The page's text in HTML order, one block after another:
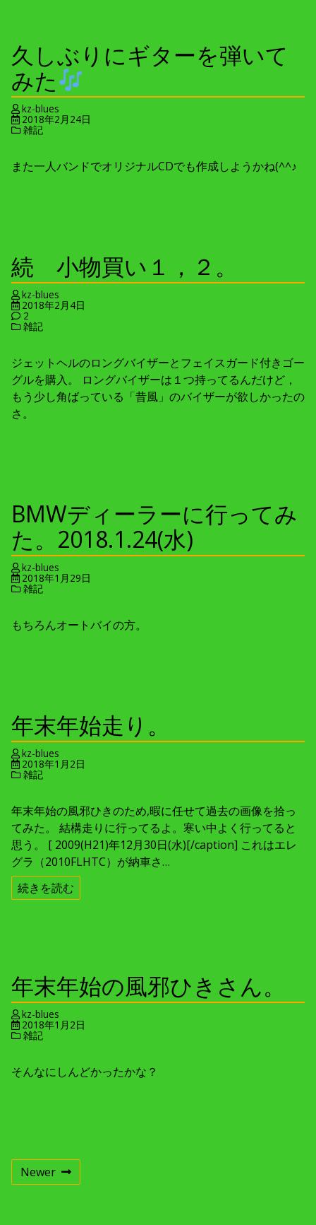
久しぶりにギターを弾いて
みた
kz-blues
2018年2月24日
雑記
また一人バンドでオリジナルCDでも作成しようかね(^^♪
続 小物買い１，２。
kz-blues
2018年2月4日
2
雑記
ジェットヘルのロングバイザーとフェイスガード付きゴー
グルを購入。 ロングバイザーは１つ持ってるんだけど，
もう少し角ばっている「昔風」のバイザーが欲しかったの
さ。
BMWディーラーに行ってみ
た。2018.1.24(水)
kz-blues
2018年1月29日
雑記
もちろんオートバイの方。
年末年始走り。
kz-blues
2018年1月2日
雑記
年末年始の風邪ひきのため,暇に任せて過去の画像を拾っ
てみた。 結構走りに行ってるよ。寒い中よく行ってると
思う。 [ 2009(H21)年12月30日(水)[/caption] これはエレ
グラ（2010FLHTC）が納車さ…
続きを読む
年末年始の風邪ひきさん。
kz-blues
2018年1月2日
雑記
そんなにしんどかったかな？
投
Newer